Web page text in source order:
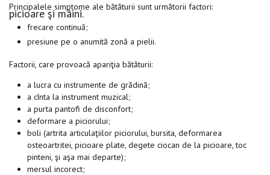
picioare şi mâini.
Principalele simptome ale bătăturii sunt următorii factori:
frecare continuă;
presiune pe o anumită zonă a pielii.
Factorii, care provoacă apariţia bătăturii:
a lucra cu instrumente de grădină;
a cînta la instrument muzical;
a purta pantofi de disconfort;
deformare a piciorului;
boli (artrita articulaţiilor piciorului, bursita, deformarea
osteoartritei, picioare plate, degete ciocan de la picioare, toc
pinteni, şi aşa mai departe);
mersul incorect;